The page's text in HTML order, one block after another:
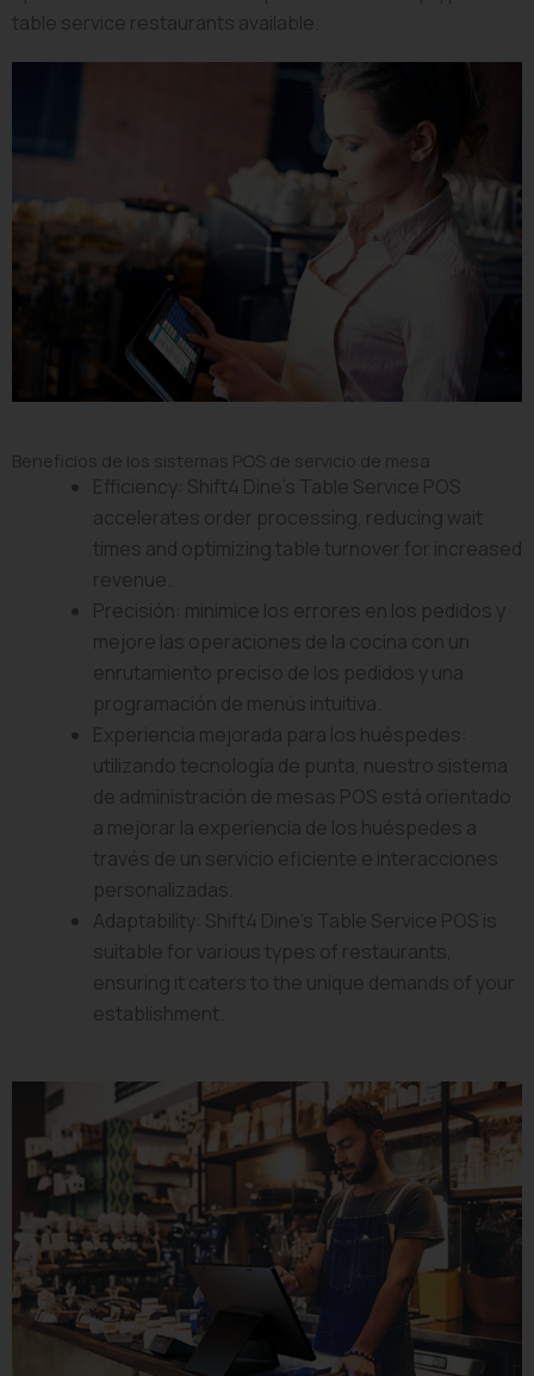
table service restaurants available.
Beneficios de los sistemas POS de servicio de mesa
Efficiency: Shift4 Dine’s Table Service POS
accelerates order processing, reducing wait
times and optimizing table turnover for increased
revenue.
Precisión: minimice los errores en los pedidos y
mejore las operaciones de la cocina con un
enrutamiento preciso de los pedidos y una
programación de menús intuitiva.
Experiencia mejorada para los huéspedes:
utilizando tecnología de punta, nuestro sistema
de administración de mesas POS está orientado
a mejorar la experiencia de los huéspedes a
través de un servicio eficiente e interacciones
personalizadas.
Adaptability: Shift4 Dine’s Table Service POS is
suitable for various types of restaurants,
ensuring it caters to the unique demands of your
establishment.